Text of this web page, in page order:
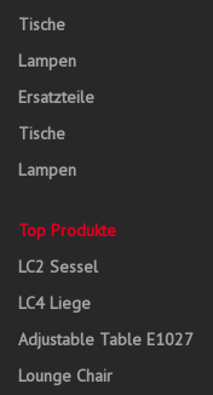
Tische
Lampen
Ersatzteile
Tische
Lampen
Top Produkte
LC2 Sessel
LC4 Liege
Adjustable Table E1027
Lounge Chair